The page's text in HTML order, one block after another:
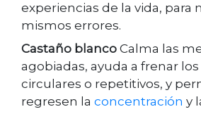
experiencias de la vida, para
mismos errores.
Castaño blanco Calma las
agobiadas, ayuda a frenar
circulares o repetitivos, y
regresen la concentración y